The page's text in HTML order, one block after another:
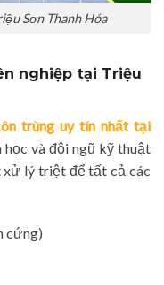
Sơn Thanh Hóa
nghiệp tại Triệu
trùng uy tín nhất tại
và đội ngũ kỹ thuật
xử lý triệt để tất cả các
cứng)